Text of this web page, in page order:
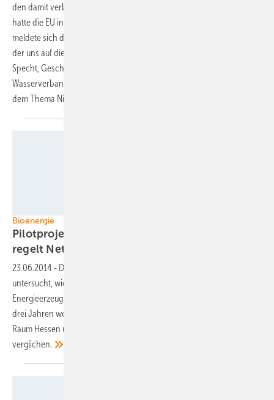
den damit verbundenen Nitratgehalt in deutschen Gewässern. Diesen
hatte die EU in letzter Zeit mehrfach angeprangert. Per Leserbrief
meldete sich daraufhin ein langjähriger Landwirt und Biogasbauer,
der uns auf die Tragweite des Themas aufmerksam machte. Karsten
Specht, Geschäftsführer des Oldenburgisch-Ostfriesischen
Wasserverbands (OOWV), erklärt daher an dieser Stelle, was es mit
dem Thema Nitrat auf sich
Bioenergie
Pilotprojekt: Vollautomatisierte Biogasanlage
regelt Netzlast
23.06.2014 - Das Institut für dezentrale Energietechnologien (IDE)
untersucht, wie Biogasanlagen zur bedarfsgerechten
Energieerzeugung genutzt werden können. Über einen Zeitraum von
drei Jahren werden dafür drei verschiedene Biogasanlagentypen im
Raum Hessen und Niedersachsen getestet und miteinander
verglichen.